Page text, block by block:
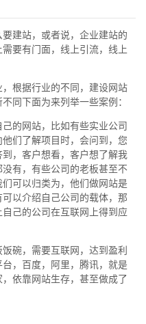
建站，或者说，企业建站的
要有门面，线上引流，线上
根据行业的不同，建设网站
同下面为来列举一些案例：
的网站，比如有些实业公司
们了解项目时，会问到，您
，客户想看，客户想了解我
有，有些公司的老板甚至不
可以归类为，他们做网站是
以介绍自己公司的载体，那
己的公司在互联网上得到应
碗，需要互联网，达到盈利
，百度，阿里，腾讯，就是
依靠网站生存，甚至做成了